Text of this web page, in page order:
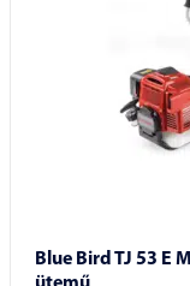
Blue Bird TJ 53 E